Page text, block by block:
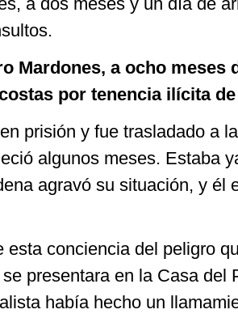
Mardones, a ocho meses
por tenencia ilícita
prisión y fue trasladado a
algunos meses. Estaba
agravó su situación, y él
esta conciencia del peligro
presentara en la Casa del
había hecho un